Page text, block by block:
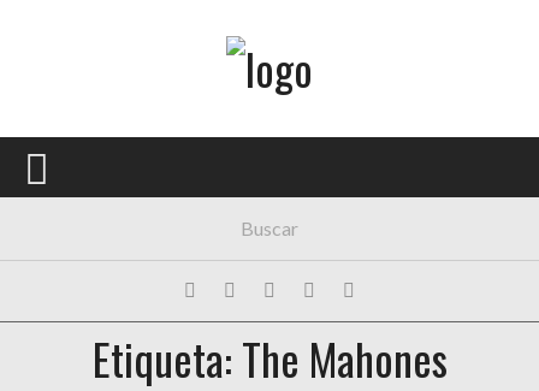
PORTADA
FESTIVALES
EXPOSICIONESEtiqueta: The Mahones